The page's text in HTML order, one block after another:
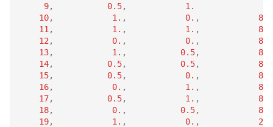
9, 0.5,
1.
10, 1. , 0. ,
8.
11 , 1. , 1. ,
8.
12 , 0. , 0. ,
8.
13, 1. , 0.5,
8.
14, 0.5, 0.5,
8.
15, 0.5, 0. ,
8.
16, 0. , 1. ,
8.
17, 0.5, 1. ,
8.
18, 0. , 0.5,
8.
19, 1. , 0. ,
2.